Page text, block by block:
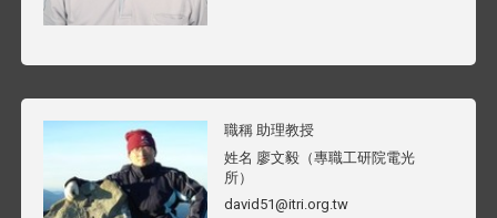
職稱 助理教授
姓名 廖文毅（專職工研院電光
所）
david51@itri.org.tw